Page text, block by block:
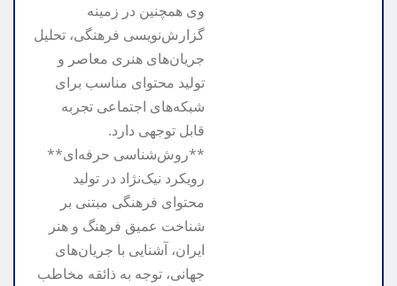
وی همچنین در زمینه
گزارش‌نویسی فرهنگی، تحلیل
جریان‌های هنری معاصر و
تولید محتوای مناسب برای
شبکه‌های اجتماعی تجربه
قابل توجهی دارد.
**روش‌شناسی حرفه‌ای**
رویکرد نیک‌نژاد در تولید
محتوای فرهنگی مبتنی بر
شناخت عمیق فرهنگ و هنر
ایران، آشنایی با جریان‌های
جهانی، توجه به ذائقه مخاطب